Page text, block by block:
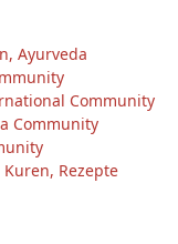
Ayurveda
Community
Community
Rezepte